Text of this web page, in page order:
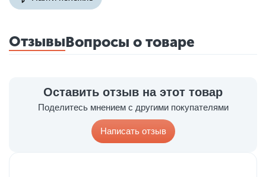
ОтзывыВопросы о товаре
Оставить отзыв на этот товар
Поделитесь мнением с другими покупателями
Написать отзыв